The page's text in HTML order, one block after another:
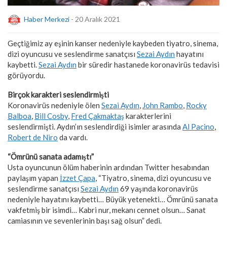
Haber Merkezi - 20 Aralık 2021
Geçtiğimiz ay eşinin kanser nedeniyle kaybeden tiyatro, sinema,
dizi oyuncusu ve seslendirme sanatçısı Sezai Aydın hayatını
kaybetti.Sezai Aydın bir süredir hastanede koronavirüs tedavisi
görüyordu.
Birçok karakteri seslendirmişti
Koronavirüs nedeniyle ölen Sezai Aydın, John Rambo, Rocky
Balboa, Bill Cosby, Fred Çakmaktaşkarakterlerini
seslendirmişti. Aydın’ın seslendirdiği isimler arasında Al Pacino,
Robert de Niro da vardı.
“Ömrünü sanata adamıştı”
Usta oyuncunun ölüm haberinin ardından Twitter hesabından
paylaşım yapan İzzet Çapa, “Tiyatro, sinema, dizi oyuncusu ve
seslendirme sanatçısı Sezai Aydın 69 yaşında koronavirüs
nedeniyle hayatını kaybetti… Büyük yetenekti… Ömrünü sanata
vakfetmiş bir isimdi… Kabri nur, mekanı cennet olsun… Sanat
camiasının ve sevenlerinin başı sağ olsun” dedi.